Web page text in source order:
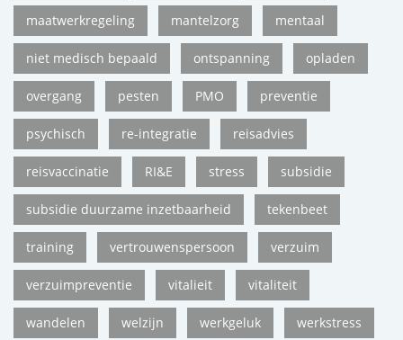
maatwerkregeling mantelzorg mentaal
niet medisch bepaald ontspanning opladen
overgang pesten PMO preventie
psychisch re-integratie reisadvies
reisvaccinatie RI&E stress subsidie
subsidie duurzame inzetbaarheid tekenbeet
training vertrouwenspersoon verzuim
verzuimpreventie vitalieit vitaliteit
wandelen welzijn werkgeluk werkstress